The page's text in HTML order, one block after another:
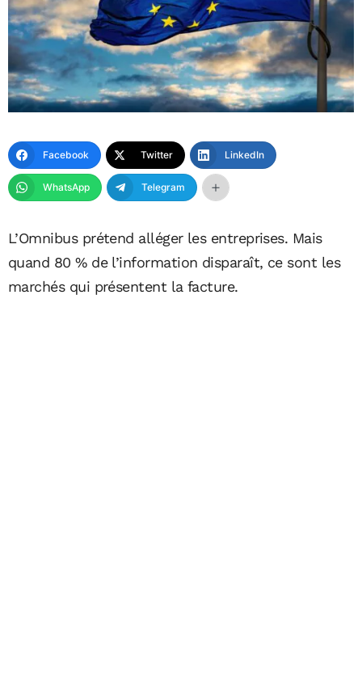
Facebook Twitter LinkedIn
WhatsApp Telegram
L’Omnibus prétend alléger les entreprises. Mais
quand 80 % de l’information disparaît, ce sont les
marchés qui présentent la facture.